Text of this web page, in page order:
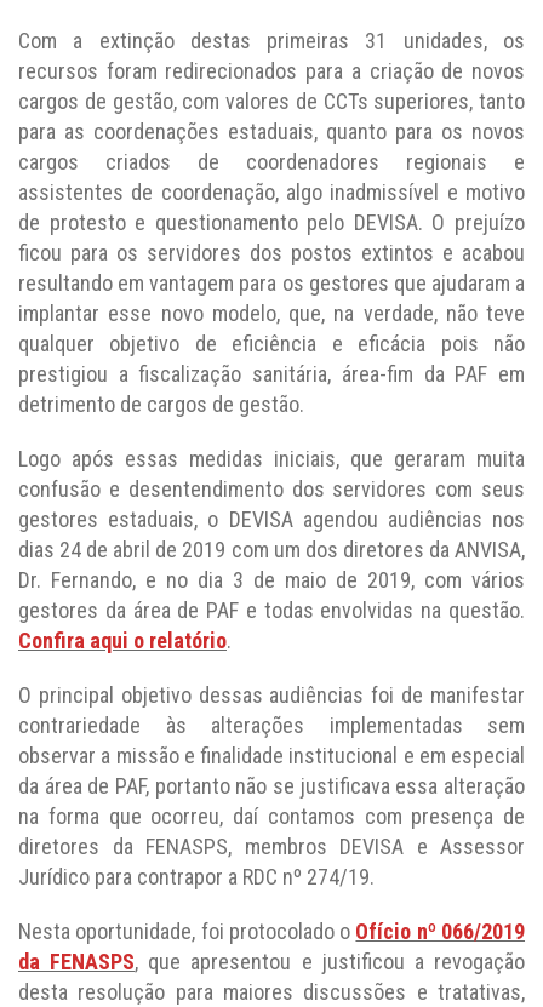
Com a extinção destas primeiras 31 unidades, os
recursos foram redirecionados para a criação de novos
cargos de gestão, com valores de CCTs superiores, tanto
para as coordenações estaduais, quanto para os novos
cargos criados de coordenadores regionais e
assistentes de coordenação, algo inadmissível e motivo
de protesto e questionamento pelo DEVISA. O prejuízo
ficou para os servidores dos postos extintos e acabou
resultando em vantagem para os gestores que ajudaram a
implantar esse novo modelo, que, na verdade, não teve
qualquer objetivo de eficiência e eficácia pois não
prestigiou a fiscalização sanitária, área-fim da PAF em
detrimento de cargos de gestão.
Logo após essas medidas iniciais, que geraram muita
confusão e desentendimento dos servidores com seus
gestores estaduais, o DEVISA agendou audiências nos
dias 24 de abril de 2019 com um dos diretores da ANVISA,
Dr. Fernando, e no dia 3 de maio de 2019, com vários
gestores da área de PAF e todas envolvidas na questão.
Confira aqui o relatório.
O principal objetivo dessas audiências foi de manifestar
contrariedade às alterações implementadas sem
observar a missão e finalidade institucional e em especial
da área de PAF, portanto não se justificava essa alteração
na forma que ocorreu, daí contamos com presença de
diretores da FENASPS, membros DEVISA e Assessor
Jurídico para contrapor a RDC nº 274/19.
Nesta oportunidade, foi protocolado o Ofício nº 066/2019
da FENASPS, que apresentou e justificou a revogação
desta resolução para maiores discussões e tratativas,